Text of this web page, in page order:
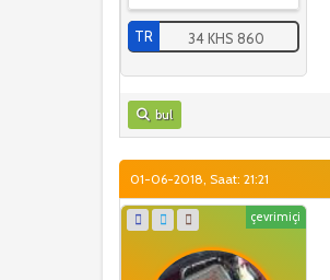
TR 34 KHS 860
bul
01-06-2018, Saat: 21:21
çevrimiçi